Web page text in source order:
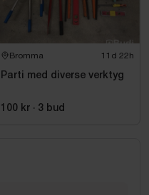
Bromma 11d 22h
Parti med diverse verktyg
100 kr · 3 bud